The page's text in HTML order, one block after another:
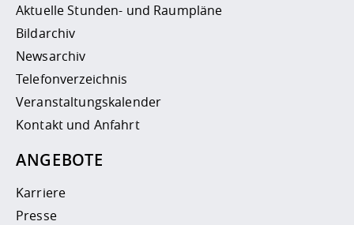
Aktuelle Stunden- und Raumpläne
Bildarchiv
Newsarchiv
Telefonverzeichnis
Veranstaltungskalender
Kontakt und Anfahrt
ANGEBOTE
Karriere
Presse